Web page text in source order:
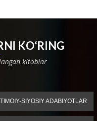
KO‘RING
kitoblar
SIYOSIY ADABIYOTLAR